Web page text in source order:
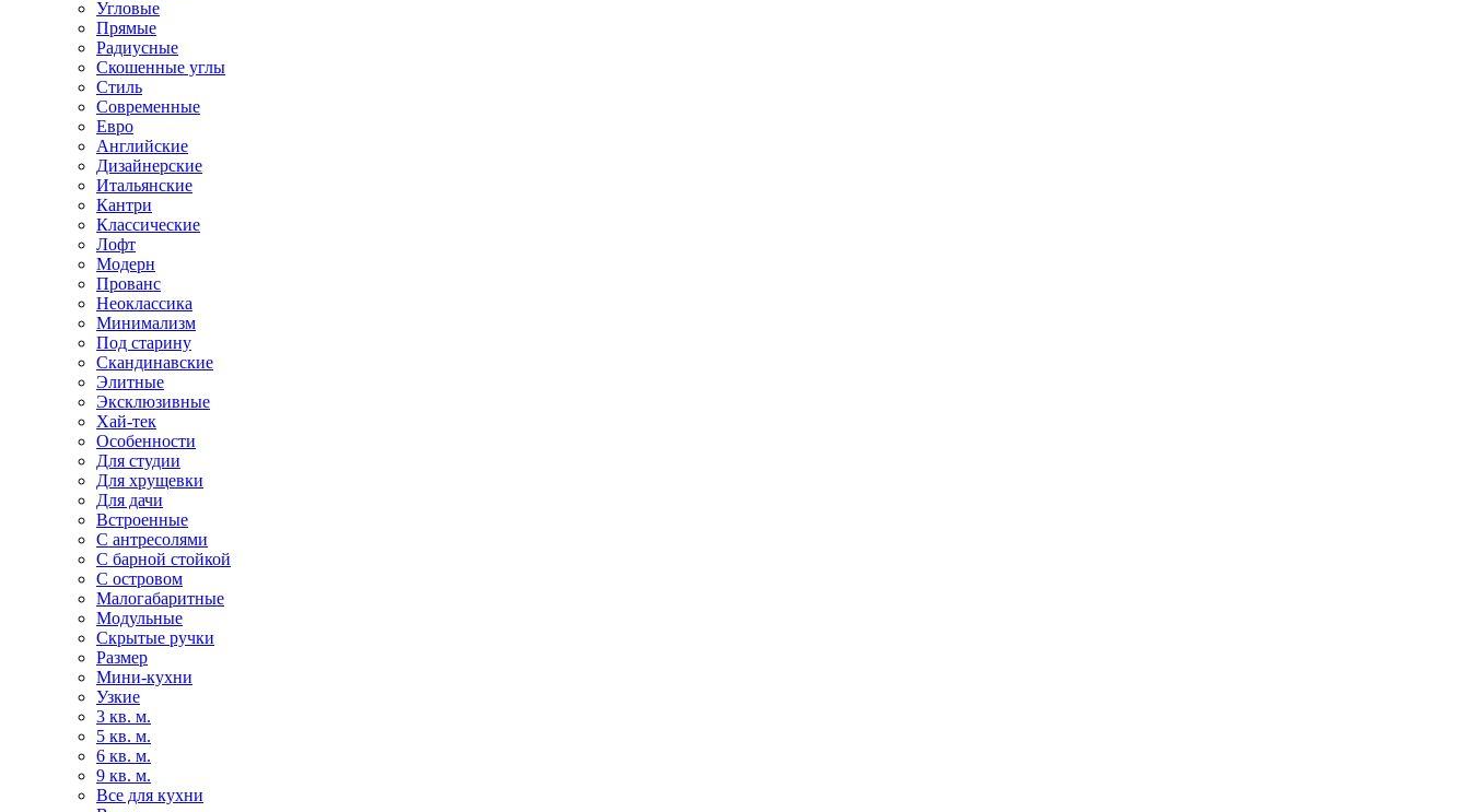
Угловые
Прямые
Радиусные
Скошенные углы
Стиль
Современные
Евро
Английские
Дизайнерские
Итальянские
Кантри
Классические
Лофт
Модерн
Прованс
Неоклассика
Минимализм
Под старину
Скандинавские
Элитные
Эксклюзивные
Хай-тек
Особенности
Для студии
Для хрущевки
Для дачи
Встроенные
С антресолями
С барной стойкой
С островом
Малогабаритные
Модульные
Скрытые ручки
Размер
Мини-кухни
Узкие
3 кв. м.
5 кв. м.
6 кв. м.
9 кв. м.
Все для кухни